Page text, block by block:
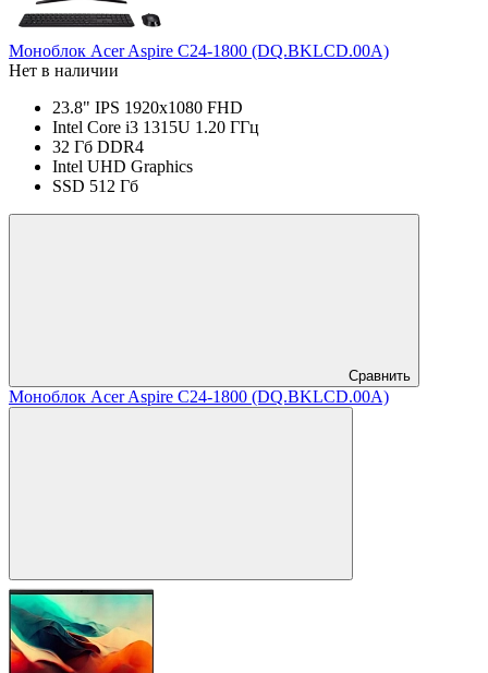
Моноблок Acer Aspire C24-1800 (DQ.BKLCD.00A)
Нет в наличии
23.8" IPS 1920x1080 FHD
Intel Core i3 1315U 1.20 ГГц
32 Гб DDR4
Intel UHD Graphics
SSD 512 Гб
Сравнить
Моноблок Acer Aspire C24-1800 (DQ.BKLCD.00A)